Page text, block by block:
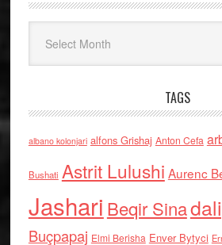
TAGS
albano kolonjari alfons Grishaj Anton Cefa
Bushati Astrit Lulushi Aurenc
Jashari Beqir Sina
Buçpapaj Elmi Berisha Enver Bytyci